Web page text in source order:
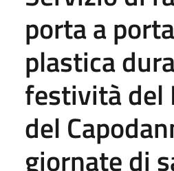
porta a
plastica
festività del
del
giornate di